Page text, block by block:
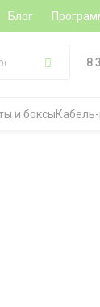
Блог
8
и боксы